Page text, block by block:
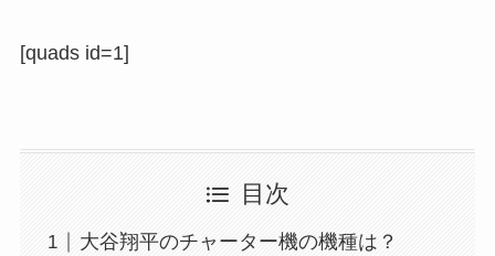
[quads id=1]
目次
大谷翔平のチャーター機の機種は？